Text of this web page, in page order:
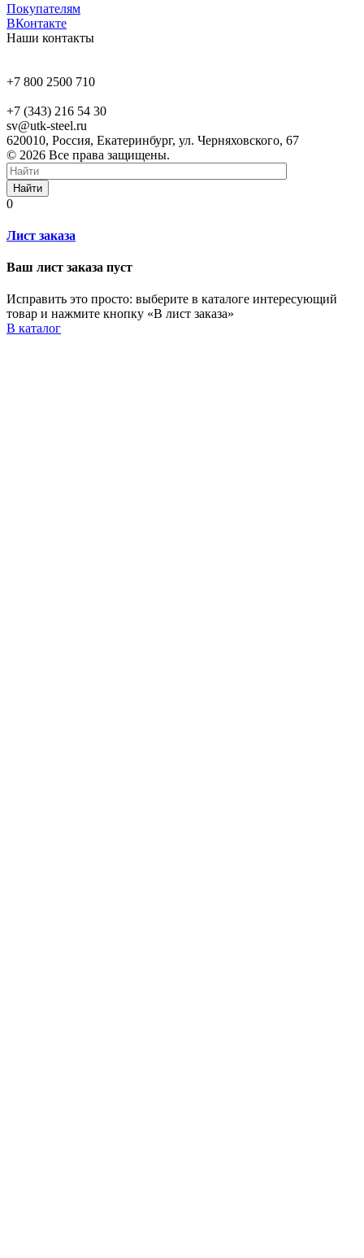
Покупателям
ВКонтакте
Наши контакты
+7 800 2500 710
+7 (343) 216 54 30
sv@utk-steel.ru
620010, Россия, Екатеринбург, ул. Черняховского, 67
© 2026 Все права защищены.
Найти
0
Лист заказа
Ваш лист заказа пуст
Исправить это просто: выберите в каталоге интересующий
товар и нажмите кнопку «В лист заказа»
В каталог